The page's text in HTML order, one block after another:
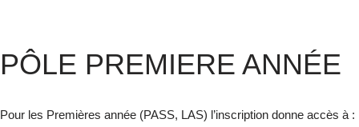
PÔLE PREMIERE ANNÉE
Pour les Premières année (PASS, LAS) l’inscription donne accès à :